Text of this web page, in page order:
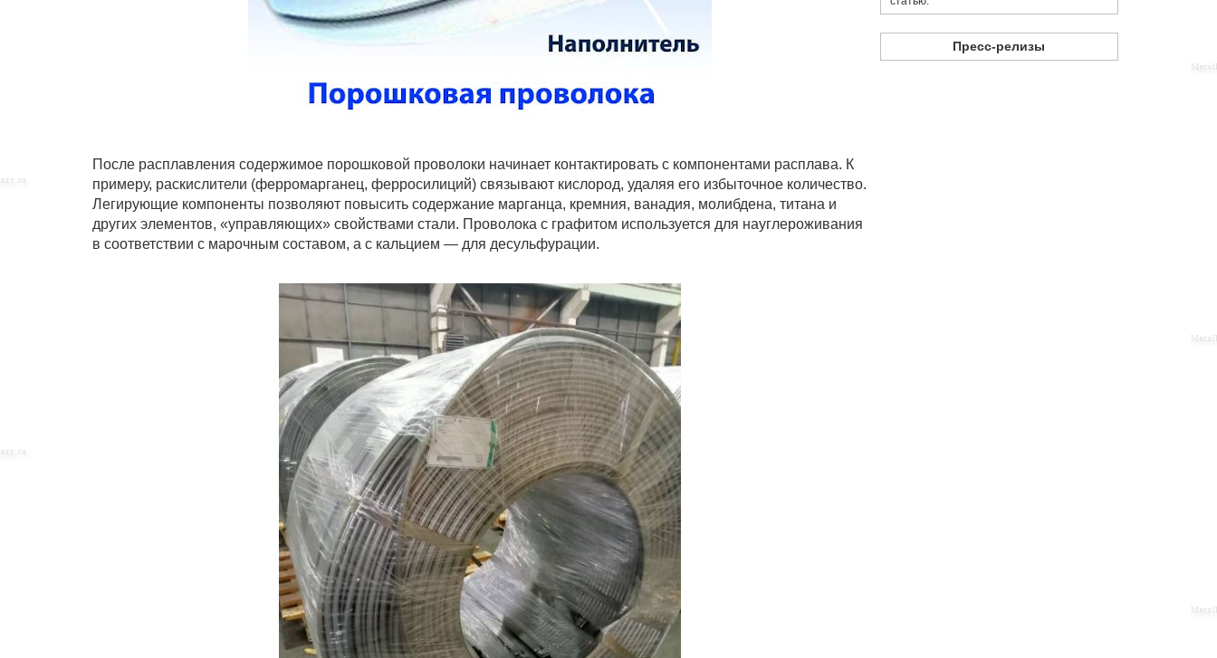
После расплавления содержимое порошковой проволоки начинает контактировать с компонентами расплава. К
примеру, раскислители (ферромарганец, ферросилиций) связывают кислород, удаляя его избыточное количество.
Легирующие компоненты позволяют повысить содержание марганца, кремния, ванадия, молибдена, титана и
других элементов, «управляющих» свойствами стали. Проволока с графитом используется для науглероживания
в соответствии с марочным составом, а с кальцием — для десульфурации.
Пресс-релизы